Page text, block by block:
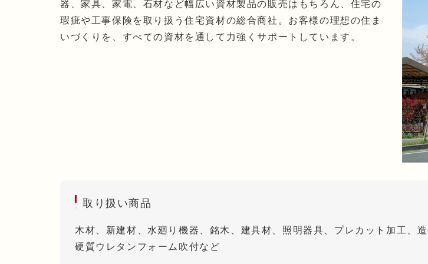
器、家具、家電、石材など幅広い資材製品の販売はもちろん、住宅の
瑕疵や工事保険を取り扱う住宅資材の総合商社。お客様の理想の住ま
いづくりを、すべての資材を通して力強くサポートしています。
取り扱い商品
木材、新建材、水廻り機器、銘木、建具材、照明器具、プレカット加工、
硬質ウレタンフォーム吹付など